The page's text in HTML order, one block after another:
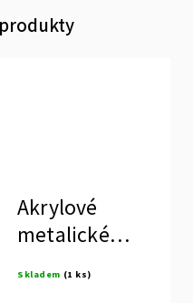
Akrylové
metalické
Skladem (1 ks)